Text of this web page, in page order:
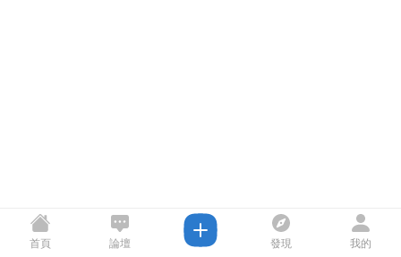
首頁 論壇 發現 我的